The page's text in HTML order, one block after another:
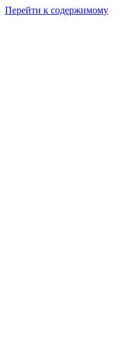
Перейти к содержимому